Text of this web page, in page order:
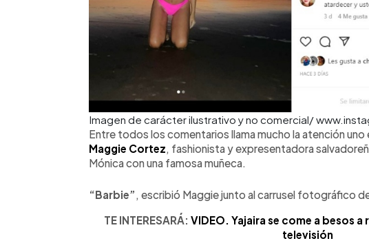
Imagen de carácter ilustrativo y no comercial/
Entre todos los comentarios llama mucho la atención
Maggie Cortez , fashionista y expresentadora
Mónica con una famosa muñeca.
“Barbie” , escribió Maggie junto al carrusel fotográfico
TE INTERESARÁ: VIDEO. Yajaira se come a besos
televisión